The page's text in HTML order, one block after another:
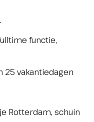
functie,
25 vakantiedagen
Rotterdam, schuin